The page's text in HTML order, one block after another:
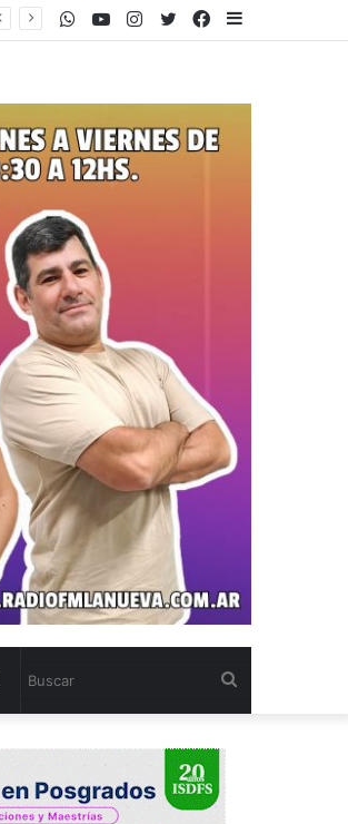
Facebook
Twitter
Instagram
Youtube
WhatsApp
Cambiar
modo